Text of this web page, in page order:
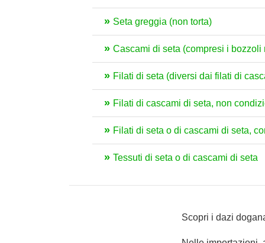
Seta greggia (non torta)
Cascami di seta (compresi i
Filati di seta (diversi dai filati di
Filati di cascami di seta, non
Filati di seta o di cascami di seta,
Tessuti di seta o di cascami di seta
Scopri i dazi